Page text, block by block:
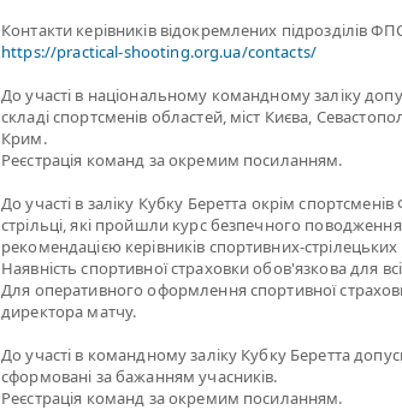
Контакти керівників відокремлених підрозділів
https://practical-shooting.org.ua/contacts/
До участі в національному командному заліку
складі спортсменів областей, міст Києва,
Крим.
Реєстрація команд за окремим посиланням.
До участі в заліку Кубку Беретта окрім
стрільці, які пройшли курс безпечного поводження
рекомендацією керівників спортивних-стрілецьких
Наявність спортивної страховки обов'язкова для
Для оперативного оформлення спортивної
директора матчу.
До участі в командному заліку Кубку Беретта
сформовані за бажанням учасників.
Реєстрація команд за окремим посиланням.